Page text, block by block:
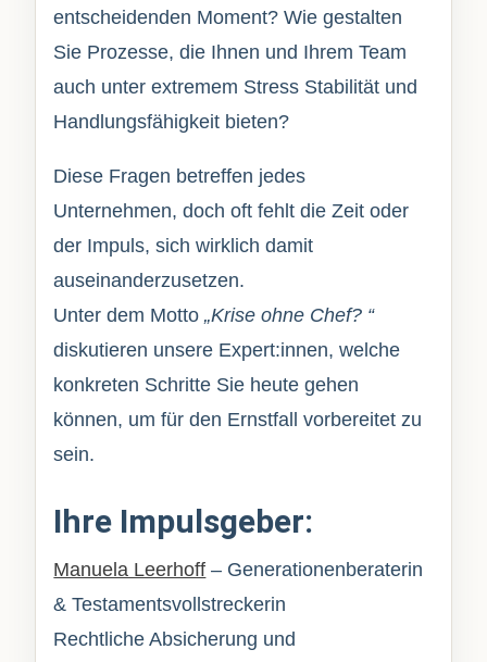
entscheidenden Moment? Wie gestalten
Sie Prozesse, die Ihnen und Ihrem Team
auch unter extremem Stress Stabilität und
Handlungsfähigkeit bieten?
Diese Fragen betreffen jedes
Unternehmen, doch oft fehlt die Zeit oder
der Impuls, sich wirklich damit
auseinanderzusetzen.
Unter dem Motto„Krise ohne Chef? “
diskutieren unsere Expert:innen, welche
konkreten Schritte Sie heute gehen
können, um für den Ernstfall vorbereitet zu
sein.
Ihre Impulsgeber:
Manuela Leerhoff – Generationenberaterin
& Testamentsvollstreckerin
Rechtliche Absicherung und